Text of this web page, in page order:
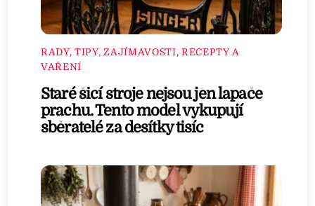
RADY, TIPY, ZAJÍMAVOSTI, RECEPTY A
VAŘENÍ
Staré šicí stroje nejsou jen lapače
prachu. Tento model vykupují
sběratelé za desítky tisíc